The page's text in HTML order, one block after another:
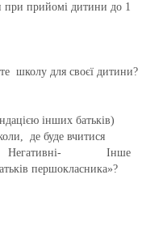
прийомі дитини до 1
школу для своєї дитини?
інших батьків)
де буде вчитися
Інше
першокласника»?